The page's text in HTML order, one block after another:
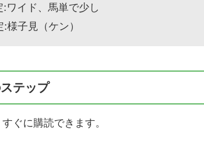
:ワイド、馬単で少し
:様子見（ケン）
テップ
ぐに購読できます。